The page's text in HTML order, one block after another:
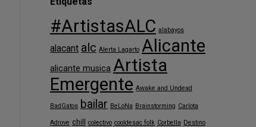
#ArtistasALC alabayos
alacant alc Alerta Lagarto Alicante
alicante musica Artista
Emergente Awake and Undead
BadGatos bailar BeLoNa Brainstorming Carlota
Adrove chill colectivo cooldesac folk Corbella Destino